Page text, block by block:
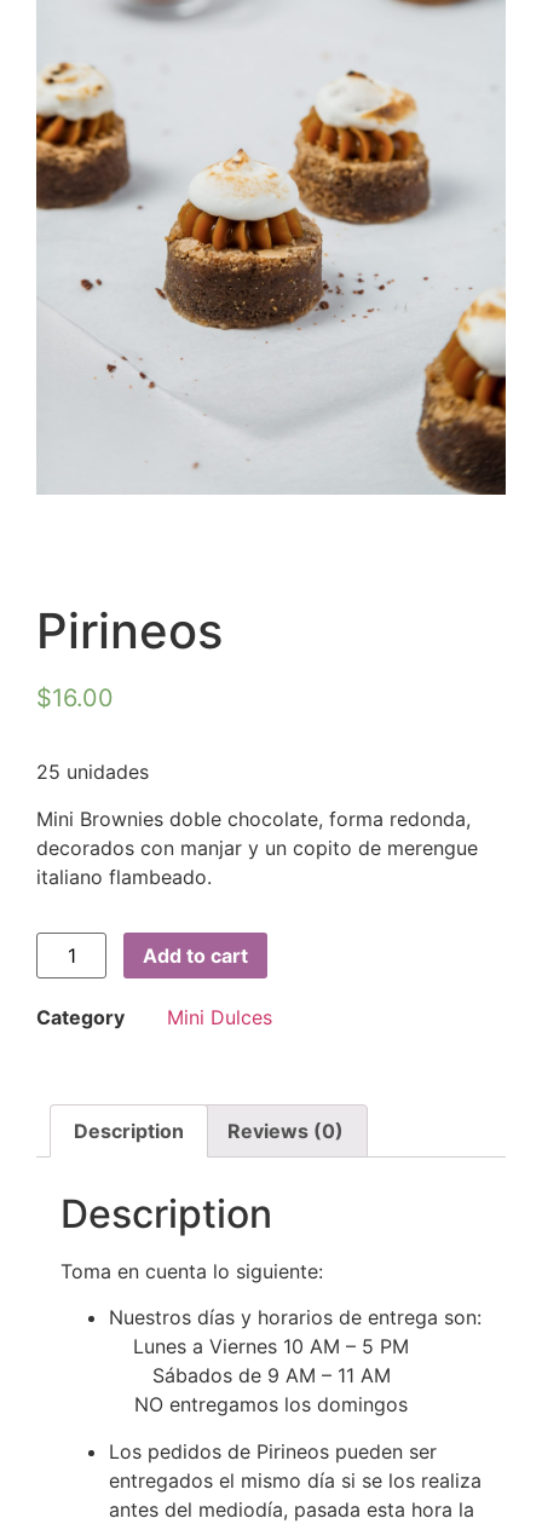
Pirineos
$16.00
25 unidades
Mini Brownies doble chocolate, forma redonda,
decorados con manjar y un copito de merengue
italiano flambeado.
Add to cart
Category Mini Dulces
Description Reviews (0)
Description
Toma en cuenta lo siguiente:
Nuestros días y horarios de entrega son:
Lunes a Viernes 10 AM – 5 PM
Sábados de 9 AM – 11 AM
NO entregamos los domingos
Los pedidos de Pirineos pueden ser
entregados el mismo día si se los realiza
antes del mediodía, pasada esta hora la